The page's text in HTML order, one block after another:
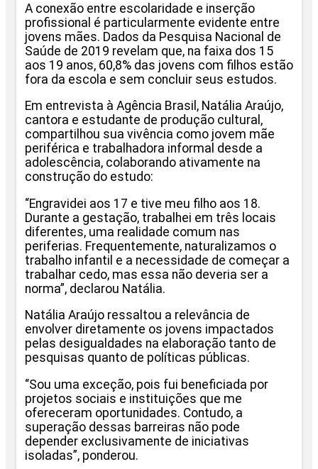
A conexão entre escolaridade e inserção
profissional é particularmente evidente entre
jovens mães. Dados da Pesquisa Nacional de
Saúde de 2019 revelam que, na faixa dos 15
aos 19 anos, 60,8% das jovens com filhos estão
fora da escola e sem concluir seus estudos.
Em entrevista à Agência Brasil, Natália Araújo,
cantora e estudante de produção cultural,
compartilhou sua vivência como jovem mãe
periférica e trabalhadora informal desde a
adolescência, colaborando ativamente na
construção do estudo:
“Engravidei aos 17 e tive meu filho aos 18.
Durante a gestação, trabalhei em três locais
diferentes, uma realidade comum nas
periferias. Frequentemente, naturalizamos o
trabalho infantil e a necessidade de começar a
trabalhar cedo, mas essa não deveria ser a
norma”, declarou Natália.
Natália Araújo ressaltou a relevância de
envolver diretamente os jovens impactados
pelas desigualdades na elaboração tanto de
pesquisas quanto de políticas públicas.
“Sou uma exceção, pois fui beneficiada por
projetos sociais e instituições que me
ofereceram oportunidades. Contudo, a
superação dessas barreiras não pode
depender exclusivamente de iniciativas
isoladas”, ponderou.